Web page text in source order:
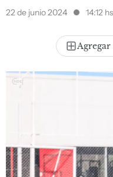
22 de junio 2024 14:12 hs